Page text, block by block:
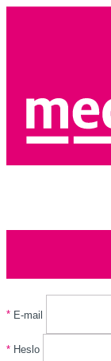
* E-mail
* Heslo